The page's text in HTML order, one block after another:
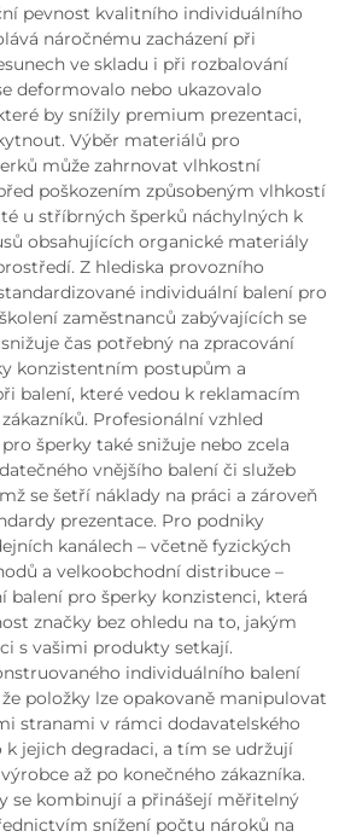
pevnost kvalitního individuálního
náročnému zacházení při
ve skladu i při rozbalování
deformovalo nebo ukazovalo
by snížily premium prezentaci,
Výběr materiálů pro
může zahrnovat vlhkostní
poškozením způsobeným vlhkostí
u stříbrných šperků náchylných k
obsahujících organické materiály
Z hlediska provozního
individuální balení pro
zaměstnanců zabývajících se
čas potřebný na zpracování
konzistentním postupům a
balení, které vedou k reklamacím
Profesionální vzhled
šperky také snižuje nebo zcela
vnějšího balení či služeb
se šetří náklady na práci a zároveň
prezentace. Pro podniky
kanálech – včetně fyzických
a velkoobchodní distribuce –
balení pro šperky konzistenci, která
značky bez ohledu na to, jakým
s vašimi produkty setkají.
individuálního balení
položky lze opakovaně manipulovat
stranami v rámci dodavatelského
k jejich degradaci, a tím se udržují
až po konečného zákazníka.
se kombinují a přinášejí měřitelný
snížení počtu nároků na